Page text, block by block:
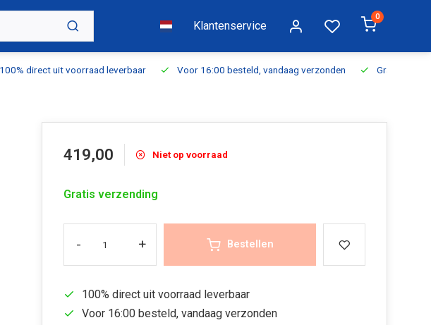
Klantenservice
0
100% direct uit voorraad leverbaar Voor 16:00 besteld, vandaag verzonden Gratis
419,00 Niet op voorraad
Gratis verzending
- + Bestellen
100% direct uit voorraad leverbaar
Voor 16:00 besteld, vandaag verzonden